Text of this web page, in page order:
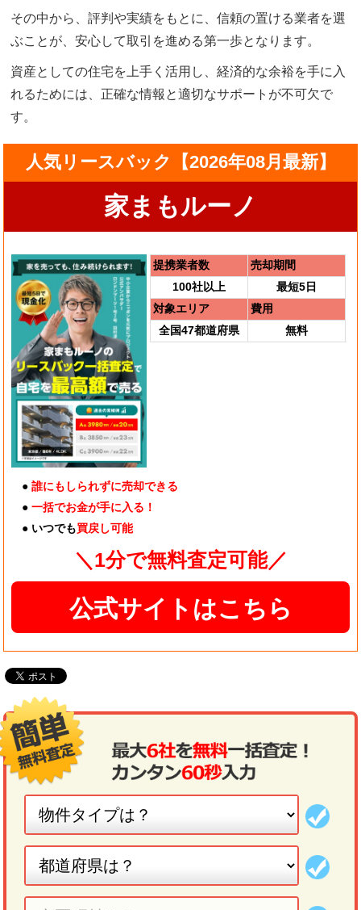
その中から、評判や実績をもとに、信頼の置ける業者を選
ぶことが、安心して取引を進める第一歩となります。
資産としての住宅を上手く活用し、経済的な余裕を手に入
れるためには、正確な情報と適切なサポートが不可欠で
す。
人気リースバック【2026年08月最新】
家まもルーノ
提携業者数
売却期間
100社以上
最短5日
対象エリア
費用
全国47都道府県
無料
● 誰にもしられずに売却できる
● 一括でお金が手に入る！
● いつでも買戻し可能
＼1分で無料査定可能／
公式サイトはこちら